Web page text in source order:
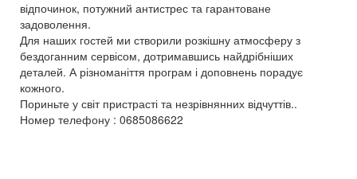
відпочинок, потужний антистрес та гарантоване
задоволення.
Для наших гостей ми створили розкішну атмосферу з
бездоганним сервісом, дотримавшись найдрібніших
деталей. А різноманіття програм і доповнень порадує
кожного.
Пориньте у світ пристрасті та незрівнянних відчуттів..
Номер телефону : 0685086622